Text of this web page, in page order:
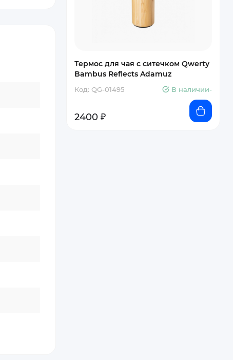
Термос для чая с ситечком Qwerty
Bambus Reflects Adamuz
Код: QG-01495 В наличии-
2400 ₽